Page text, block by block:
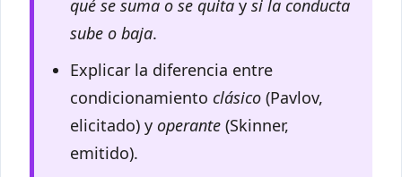
qué se suma o se quita y si la conducta
sube o baja.
Explicar la diferencia entre
condicionamiento clásico (Pavlov,
elicitado) y operante (Skinner,
emitido).